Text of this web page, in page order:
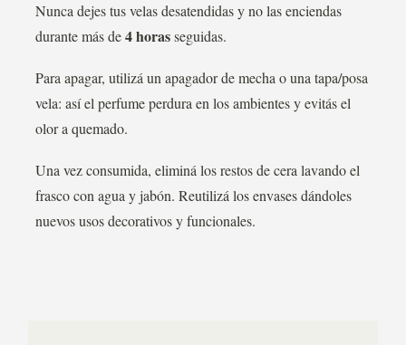
Nunca dejes tus velas desatendidas y no las enciendas
durante más de4 horasseguidas.
Para apagar, utilizá un apagador de mecha o una tapa/posa
vela: así el perfume perdura en los ambientes y evitás el
olor a quemado.
Una vez consumida, eliminá los restos de cera lavando el
frasco con agua y jabón. Reutilizá los envases dándoles
nuevos usos decorativos y funcionales.